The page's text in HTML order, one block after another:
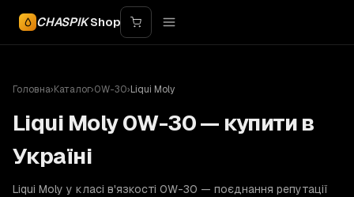
CHASPIKShop
Головна›Каталог›0W-30›Liqui Moly
Liqui Moly 0W-30 — купити в
Україні
Liqui Moly у класі в'язкості 0W-30 — поєднання репутації